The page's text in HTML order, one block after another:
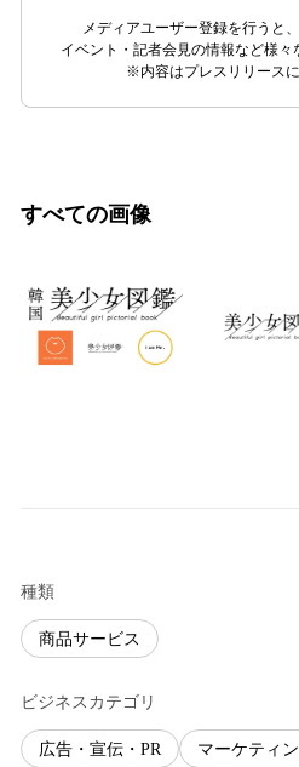
メディアユーザー登録を行うと
イベント・記者会見の情報など様々
※内容はプレスリリースに
すべての画像
種類
商品サービス
ビジネスカテゴリ
広告・宣伝・PR マーケティ